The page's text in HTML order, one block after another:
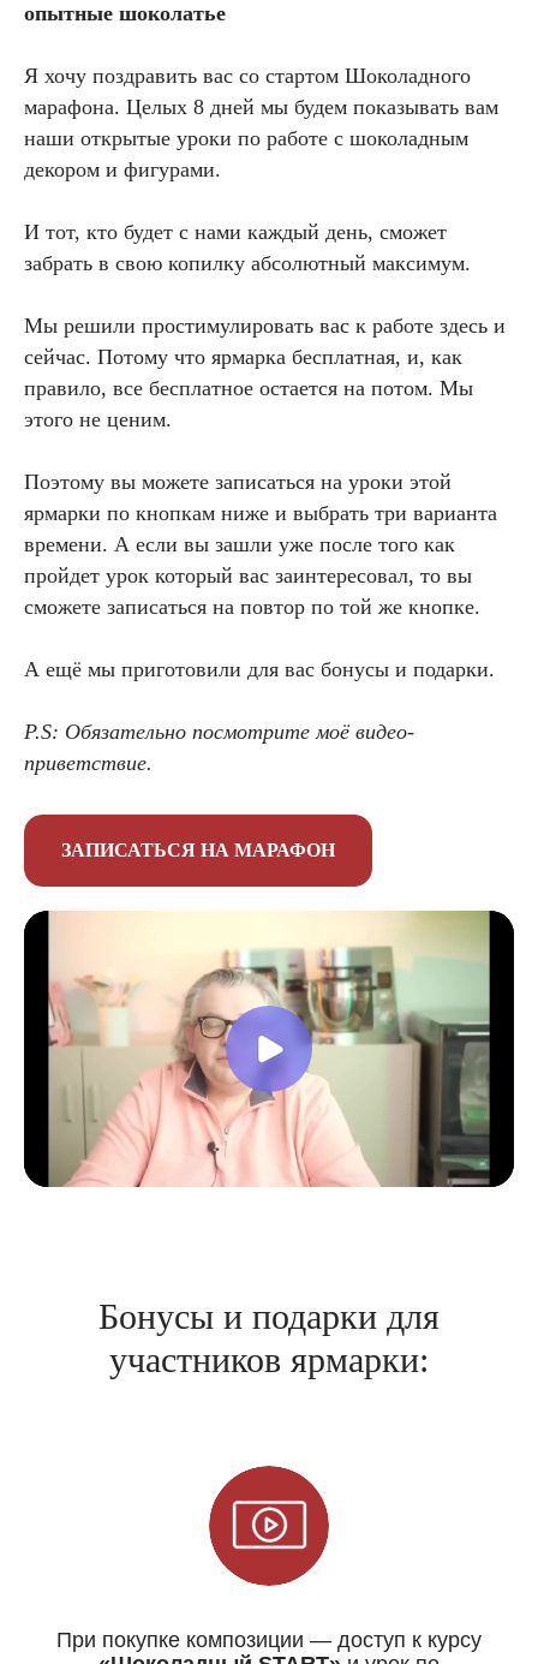
опытные шоколатье
Я хочу поздравить вас со стартом Шоколадного
марафона. Целых 8 дней мы будем показывать вам
наши открытые уроки по работе с шоколадным
декором и фигурами.
И тот, кто будет с нами каждый день, сможет
забрать в свою копилку абсолютный максимум.
Мы решили простимулировать вас к работе здесь и
сейчас. Потому что ярмарка бесплатная, и, как
правило, все бесплатное остается на потом. Мы
этого не ценим.
Поэтому вы можете записаться на уроки этой
ярмарки по кнопкам ниже и выбрать три варианта
времени. А если вы зашли уже после того как
пройдет урок который вас заинтересовал, то вы
сможете записаться на повтор по той же кнопке.
А ещё мы приготовили для вас бонусы и подарки.
P.S: Обязательно посмотрите моё видео-
приветствие.
ЗАПИСАТЬСЯ НА МАРАФОН
Бонусы и подарки для
участников ярмарки:
При покупке композиции — доступ к курсу